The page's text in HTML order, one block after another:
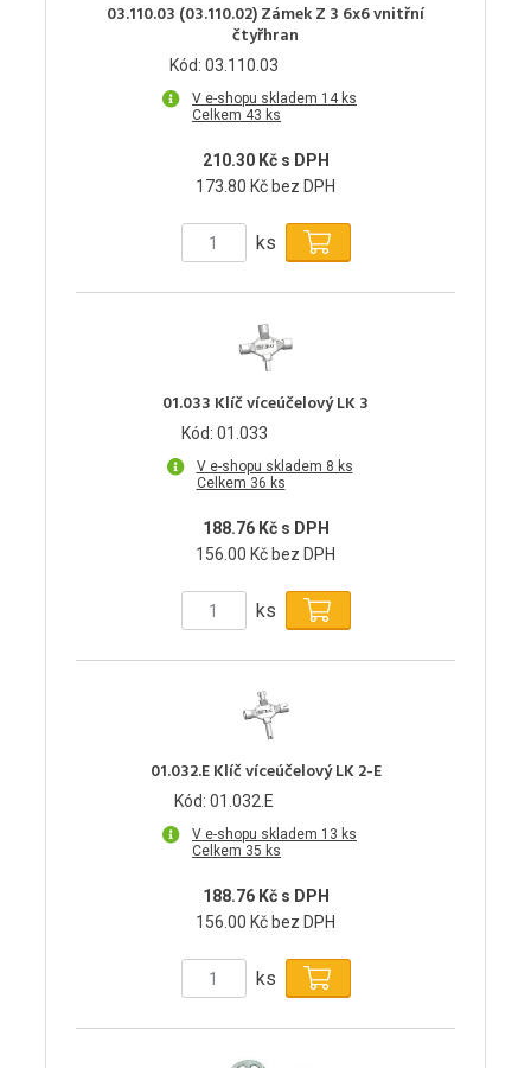
03.110.03 (03.110.02) Zámek Z 3 6x6 vnitřní
čtyřhran
Kód: 03.110.03
V e-shopu skladem 14 ks
Celkem 43 ks
210.30 Kč s DPH
173.80 Kč bez DPH
ks
01.033 Klíč víceúčelový LK 3
Kód: 01.033
V e-shopu skladem 8 ks
Celkem 36 ks
188.76 Kč s DPH
156.00 Kč bez DPH
ks
01.032.E Klíč víceúčelový LK 2-E
Kód: 01.032.E
V e-shopu skladem 13 ks
Celkem 35 ks
188.76 Kč s DPH
156.00 Kč bez DPH
ks